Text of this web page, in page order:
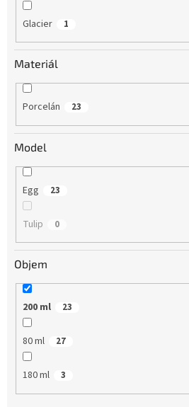
Glacier 1
Materiál
Porcelán 23
Model
Egg 23
Tulip 0
Objem
200 ml 23
80 ml 27
180 ml 3